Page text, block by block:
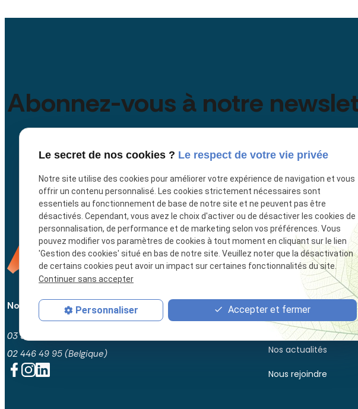
Abonnez-vous à notre
Inscrivez-vous à notre
et
Nous contacter
03 59 57 51 98 (France)
02 446 49 95 (Belgique)
Découvrir
Axecibles en
Nos agences
Nos engagements
Nos actualités
Nous rejoindre
Le secret de nos cookies ? Le respect de votre vie privée
Notre site utilise des cookies pour améliorer votre expérience de navigation et vous
offrir un contenu personnalisé. Les cookies strictement nécessaires sont
essentiels au fonctionnement de base de notre site et ne peuvent pas être
désactivés. Cependant, vous avez le choix d'activer ou de désactiver les cookies de
personnalisation, de performance et de marketing selon vos préférences. Vous
pouvez modifier vos paramètres de cookies à tout moment en cliquant sur le lien
'Gestion des cookies' situé en bas de notre site. Veuillez noter que la désactivation
de certains cookies peut avoir un impact sur certaines fonctionnalités du site.
Continuer sans accepter
Personnaliser Accepter et fermer